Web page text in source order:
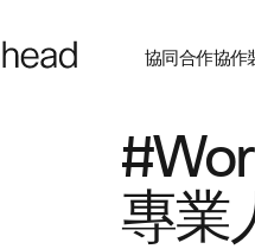
協同合作協作
專業